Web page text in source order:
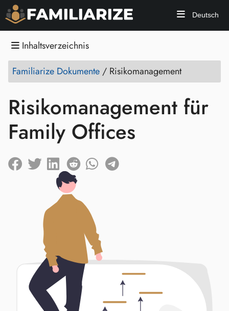
Deutsch
Inhaltsverzeichnis
Familiarize Dokumente / Risikomanagement
Risikomanagement für
Family Offices